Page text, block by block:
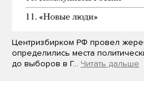
Центризбирком РФ провел
определились места
до выборов в Г… Читать дальше